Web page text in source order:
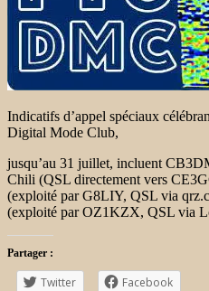
Indicatifs d’appel spéciaux
Digital Mode Club,
jusqu’au 31 juillet, incluent
Chili (QSL directement vers
(exploité par G8LIY, QSL via
(exploité par OZ1KZX, QSL via
Partager :
Twitter Facebook